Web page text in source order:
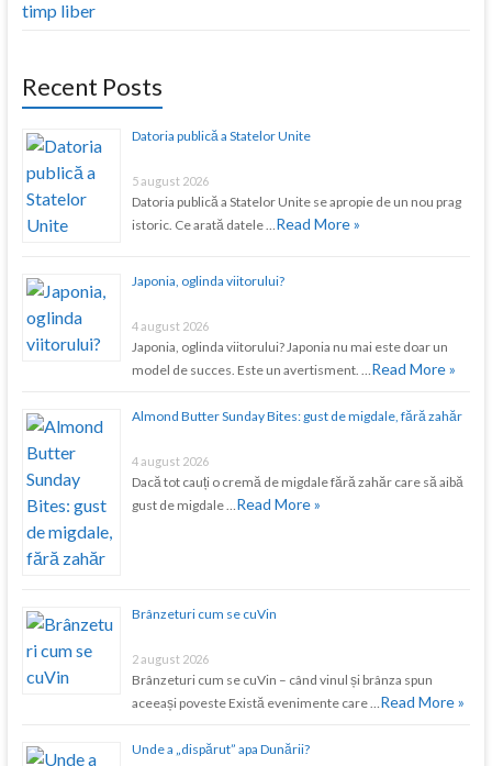
timp liber
Recent Posts
Datoria publică a Statelor Unite
5 august 2026
Datoria publică a Statelor Unite se apropie de un nou prag
istoric. Ce arată datele … Read More »
Japonia, oglinda viitorului?
4 august 2026
Japonia, oglinda viitorului? Japonia nu mai este doar un
model de succes. Este un avertisment. … Read More »
Almond Butter Sunday Bites: gust de migdale, fără zahăr
4 august 2026
Dacă tot cauți o cremă de migdale fără zahăr care să aibă
gust de migdale … Read More »
Brânzeturi cum se cuVin
2 august 2026
Brânzeturi cum se cuVin – când vinul și brânza spun
aceeași poveste Există evenimente care … Read More »
Unde a „dispărut” apa Dunării?